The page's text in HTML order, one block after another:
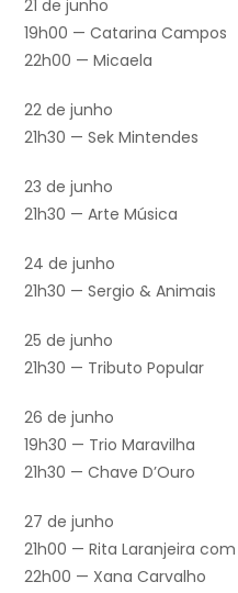
21 de junho
19h00 — Catarina Campos
22h00 — Micaela
22 de junho
21h30 — Sek Mintendes
23 de junho
21h30 — Arte Música
24 de junho
21h30 — Sergio & Animais
25 de junho
21h30 — Tributo Popular
26 de junho
19h30 — Trio Maravilha
21h30 — Chave D’Ouro
27 de junho
21h00 — Rita Laranjeira
22h00 — Xana Carvalho